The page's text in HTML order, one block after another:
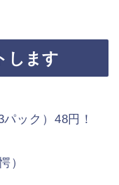
します
ック）48円！
）